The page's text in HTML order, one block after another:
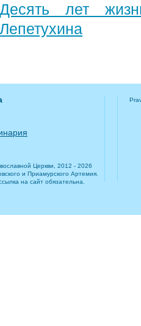
Десять лет
Лепетухина
Церкви, 2012 - 2026
и Приамурского Артемия.
на сайт обязательна.